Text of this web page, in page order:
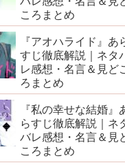
ころまとめ
『アオハライド』あ
すじ徹底解説｜ネタ
レ感想・名言＆見ど
ろまとめ
『私の幸せな結婚』
らすじ徹底解説｜ネ
バレ感想・名言＆見
ころまとめ